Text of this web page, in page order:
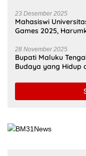
23 Desember 2025
Mahasiswi
Games 2025,
28 November 2025
Bupati Maluku
Budaya yang Hidup